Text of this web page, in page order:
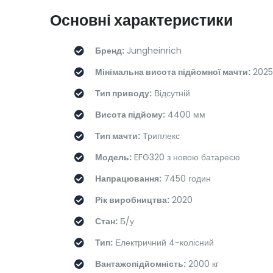
Основні характеристики
Бренд: Jungheinrich
Мінімальна висота підйомної мачти:
Тип приводу: Відсутній
Висота підйому: 4400 мм
Тип мачти: Триплекс
Модель: EFG320 з новою батареєю
Напрацювання: 7450 годин
Рік виробництва: 2020
Стан: Б/у
Тип: Електричний 4-колісний
Вантажопідйомність: 2000 кг